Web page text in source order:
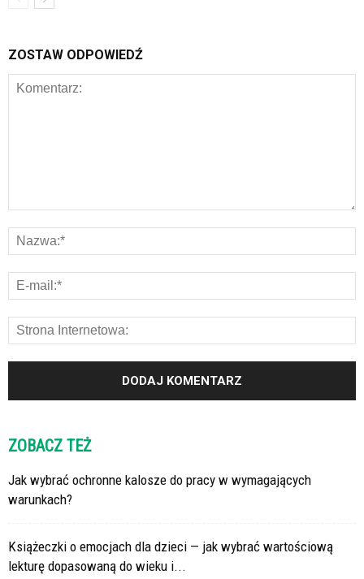
ZOSTAW ODPOWIEDŹ
ZOBACZ TEŻ
Jak wybrać ochronne kalosze do pracy w wymagających
warunkach?
Książeczki o emocjach dla dzieci — jak wybrać wartościową
lekturę dopasowaną do wieku i...